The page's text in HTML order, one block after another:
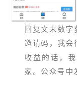
回复文末数字
邀请码，我会
收益的话，
家。公众号中